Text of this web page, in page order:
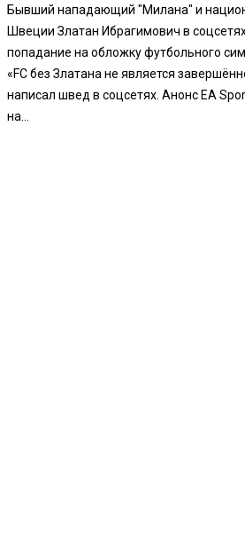
Бывший нападающий "Милана" и
Швеции Златан Ибрагимович в
попадание на обложку футбольного
«FC без Златана не является
написал швед в соцсетях. Анонс EA
на...